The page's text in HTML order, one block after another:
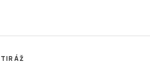
TIRÁŽ